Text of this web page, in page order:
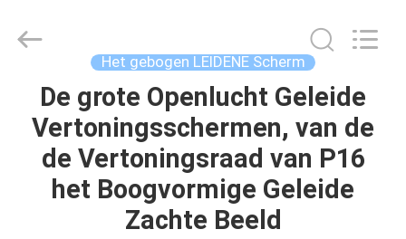
HUIS
PRODUCTEN
Limited.
Het gebogen LEIDENE Scherm
De grote Openlucht Geleide
Vertoningsschermen, van de
de Vertoningsraad van P16
het Boogvormige Geleide
Zachte Beeld